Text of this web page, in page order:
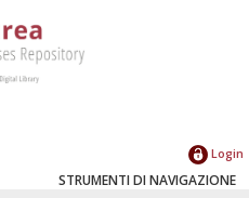
Login
STRUMENTI DI NAVIGAZIONE